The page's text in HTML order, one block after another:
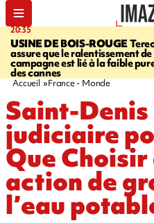
20:35
USINE DE BOIS-ROUGE
assure que le ralentissement de
campagne est lié à la faible
des cannes
Accueil France - Monde
Saint-
judiciaire
Que Choisir
action de
l’eau